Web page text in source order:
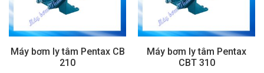
Máy bơm ly tâm Pentax CB
210
Máy bơm ly tâm Pentax
CBT 310